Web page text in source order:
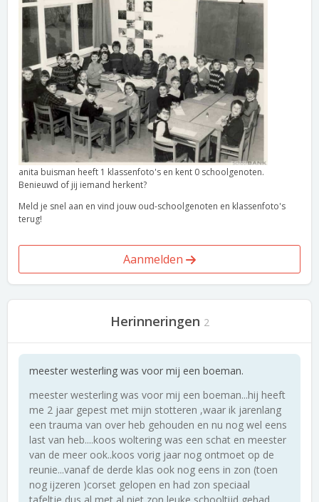
anita buisman heeft 1 klassenfoto's en kent 0 schoolgenoten.
Benieuwd of jij iemand herkent?
Meld je snel aan en vind jouw oud-schoolgenoten en klassenfoto's
terug!
Aanmelden
Herinneringen 2
meester westerling was voor mij een boeman.
meester westerling was voor mij een boeman...hij heeft
me 2 jaar gepest met mijn stotteren ,waar ik jarenlang
een trauma van over heb gehouden en nu nog wel eens
last van heb....koos woltering was een schat en meester
van de meer ook..koos vorig jaar nog ontmoet op de
reunie...vanaf de derde klas ook nog eens in zon (toen
nog ijzeren )corset gelopen en had zon speciaal